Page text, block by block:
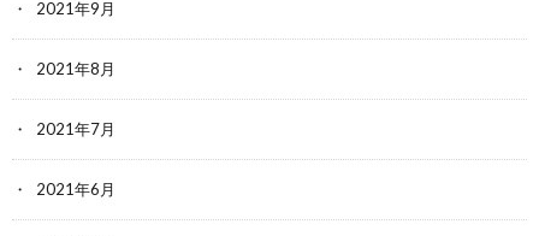
2021年9月
2021年8月
2021年7月
2021年6月